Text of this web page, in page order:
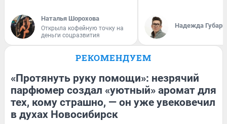
Наталья Шорохова
Открыла кофейную точку на
деньги соцразвития
Надежда Губарь
РЕКОМЕНДУЕМ
«Протянуть руку помощи»: незрячий
парфюмер создал «уютный» аромат для
тех, кому страшно, — он уже увековечил
в духах Новосибирск